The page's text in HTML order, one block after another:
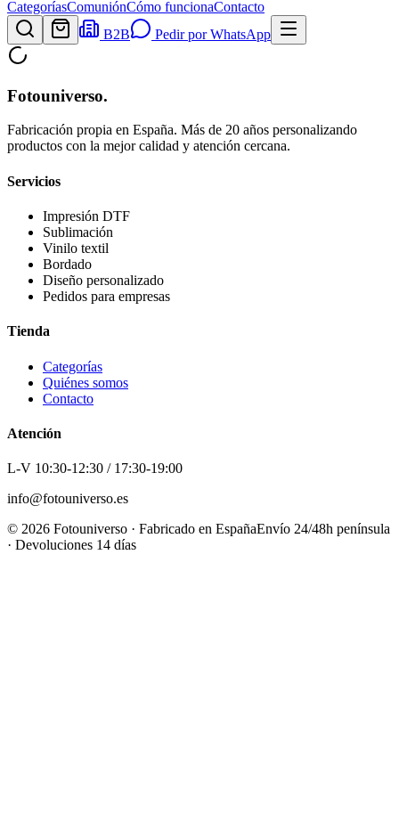
CategoríasComuniónCómo funcionaContacto
B2B
Pedir por WhatsApp
Fotouniverso.
Fabricación propia en España. Más de 20 años personalizando
productos con la mejor calidad y atención cercana.
Servicios
Impresión DTF
Sublimación
Vinilo textil
Bordado
Diseño personalizado
Pedidos para empresas
Tienda
Categorías
Quiénes somos
Contacto
Atención
L-V 10:30-12:30 / 17:30-19:00
info@fotouniverso.es
© 2026 Fotouniverso · Fabricado en EspañaEnvío 24/48h península
· Devoluciones 14 días